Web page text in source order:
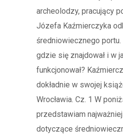
archeolodzy, pracujący
Józefa Kaźmierczyka
średniowiecznego portu.
gdzie się znajdował i w
funkcjonował?
dokładnie w swojej
Wrocławia. Cz. 1 W
przedstawiam
dotyczące